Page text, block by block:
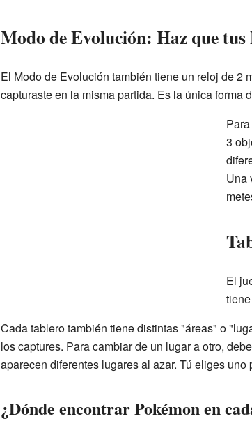
Modo de Evolución: Haz que tus
El Modo de Evolución también tiene un reloj de 2
capturaste en la misma partida. Es la única forma
3
Una
El
Cada tablero también tiene distintas "áreas" o
los captures. Para cambiar de un lugar a otro,
aparecen diferentes lugares al azar. Tú eliges
¿Dónde encontrar Pokémon en